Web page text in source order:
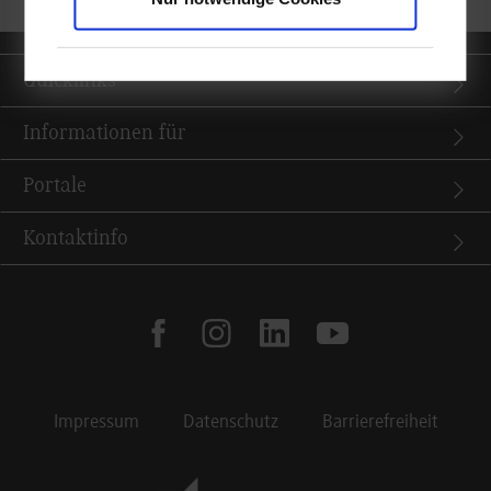
Quicklinks
Informationen für
Portale
Kontaktinfo
facebookinstagramlinkedinyoutube
Impressum Datenschutz Barrierefreiheit